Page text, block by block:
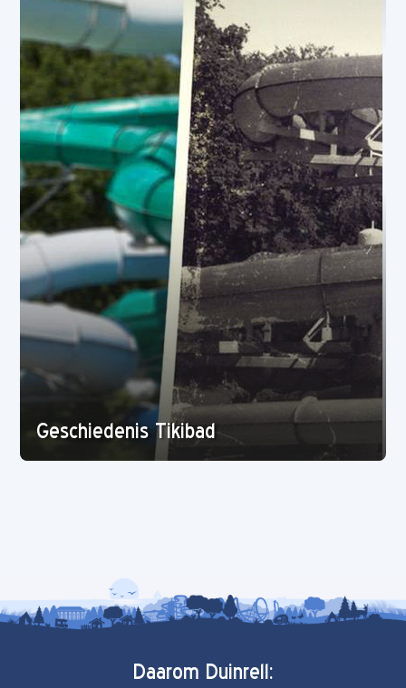
Geschiedenis Tikibad
Daarom Duinrell: